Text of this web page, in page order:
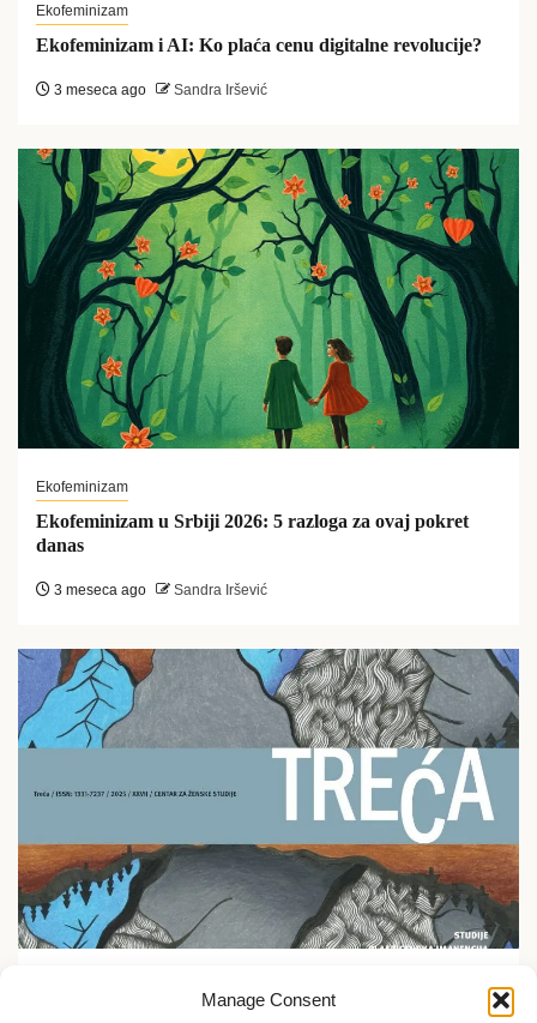
Manage Consent
Ekofeminizam
Ekofeminizam i AI: Ko plaća cenu digitalne revolucije?
3 meseca ago Sandra Iršević
Ekofeminizam
Ekofeminizam u Srbiji 2026: 5 razloga za ovaj pokret
danas
3 meseca ago Sandra Iršević